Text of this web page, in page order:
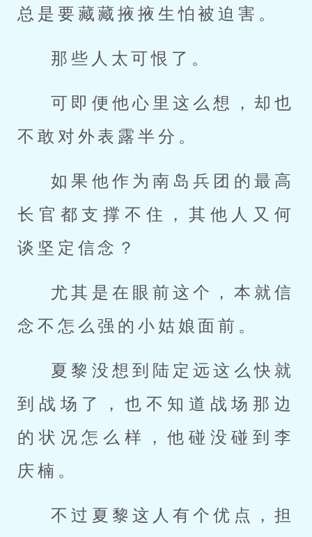
总是要藏藏掖掖生怕被迫害。
那些人太可恨了。
可即便他心里这么想，却也
不敢对外表露半分。
如果他作为南岛兵团的最高
长官都支撑不住，其他人又何
谈坚定信念？
尤其是在眼前这个，本就信
念不怎么强的小姑娘面前。
夏黎没想到陆定远这么快就
到战场了，也不知道战场那边
的状况怎么样，他碰没碰到李
庆楠。
不过夏黎这人有个优点，担